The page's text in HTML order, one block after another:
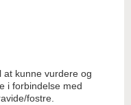
at kunne vurdere og
i forbindelse med
fostre.